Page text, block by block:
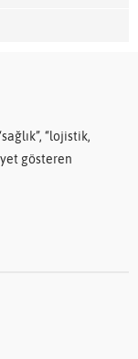
“lojistik,
gösteren